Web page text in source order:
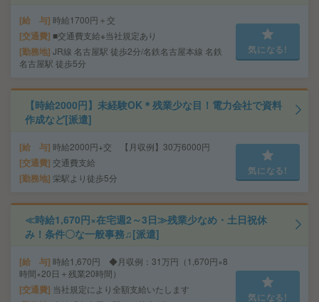
給 与 時給1700円＋交
交通費 ■交通費支給※当社規定あり
勤務地 JR線 名古屋駅 徒歩2分/名鉄名古屋本線 名鉄
名古屋駅 徒歩5分
気になる!
【時給2000円】未経験OK＊残業少な目！電力会社で資料
作成など[派遣]
給 与 時給2000円+交 【月収例】30万6000円
交通費 交通費支給
勤務地 栄駅より徒歩5分
気になる!
≪時給1,670円×在宅週2～3日≫残業少なめ・土日祝休
み！条件〇な一般事務♫[派遣]
給 与 時給1,670円 ◆月収例：31万円（1,670円×8
時間×20日＋残業20時間）
交通費 当社規定により全額支給いたします
気になる!